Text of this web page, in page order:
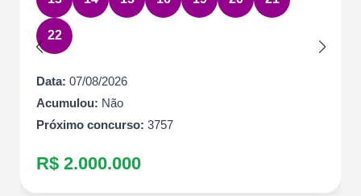
Data:
07/08/2026
Acumulou:
Próximo concurso:
R$ 1.500.000